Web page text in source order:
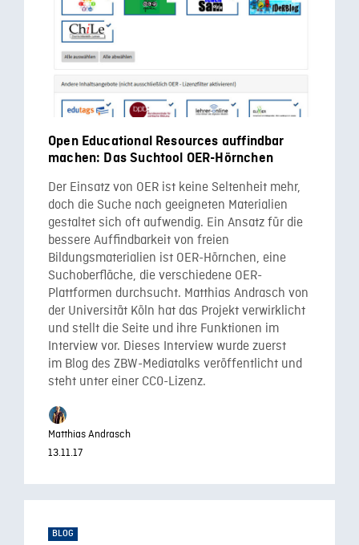
Open Educational Resources auffindbar
machen: Das Suchtool OER-Hörnchen
Der Einsatz von OER ist keine Seltenheit mehr,
doch die Suche nach geeigneten Materialien
gestaltet sich oft aufwendig. Ein Ansatz für die
bessere Auffindbarkeit von freien
Bildungsmaterialien ist OER-Hörnchen, eine
Suchoberfläche, die verschiedene OER-
Plattformen durchsucht. Matthias Andrasch von
der Universität Köln hat das Projekt verwirklicht
und stellt die Seite und ihre Funktionen im
Interview vor. Dieses Interview wurde zuerst
im Blog des ZBW-Mediatalks veröffentlicht und
steht unter einer CC0-Lizenz.
Matthias Andrasch
13.11.17
BLOG